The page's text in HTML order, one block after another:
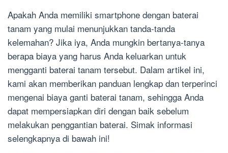
Apakah Anda memiliki smartphone dengan baterai
tanam yang mulai menunjukkan tanda-tanda
kelemahan? Jika iya, Anda mungkin bertanya-tanya
berapa biaya yang harus Anda keluarkan untuk
mengganti baterai tanam tersebut. Dalam artikel ini,
kami akan memberikan panduan lengkap dan terperinci
mengenai biaya ganti baterai tanam, sehingga Anda
dapat mempersiapkan diri dengan baik sebelum
melakukan penggantian baterai. Simak informasi
selengkapnya di bawah ini!